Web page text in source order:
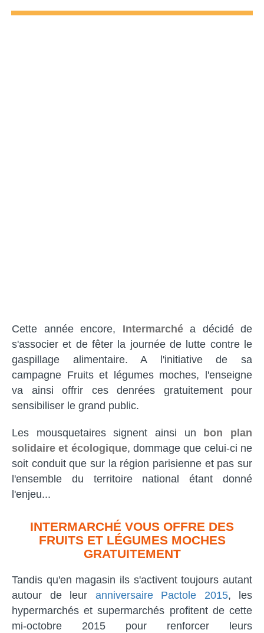
Cette année encore, Intermarchéa décidé de
s'associer et de fêter la journée de lutte contre le
gaspillage alimentaire. A l'initiative de sa
campagne Fruits et légumes moches, l'enseigne
va ainsi offrir ces denrées gratuitement pour
sensibiliser le grand public.
Les mousquetaires signent ainsi un
bon plan
solidaire et écologique, dommage que celui-ci ne
soit conduit que sur la région parisienne et pas sur
l'ensemble du territoire national étant donné
l'enjeu...
INTERMARCHÉ VOUS OFFRE DES
FRUITS ET LÉGUMES MOCHES
GRATUITEMENT
Tandis qu'en magasin ils s'activent toujours autant
autour de leur anniversaire Pactole 2015, les
hypermarchés et supermarchés profitent de cette
mi-octobre 2015 pour renforcer leurs